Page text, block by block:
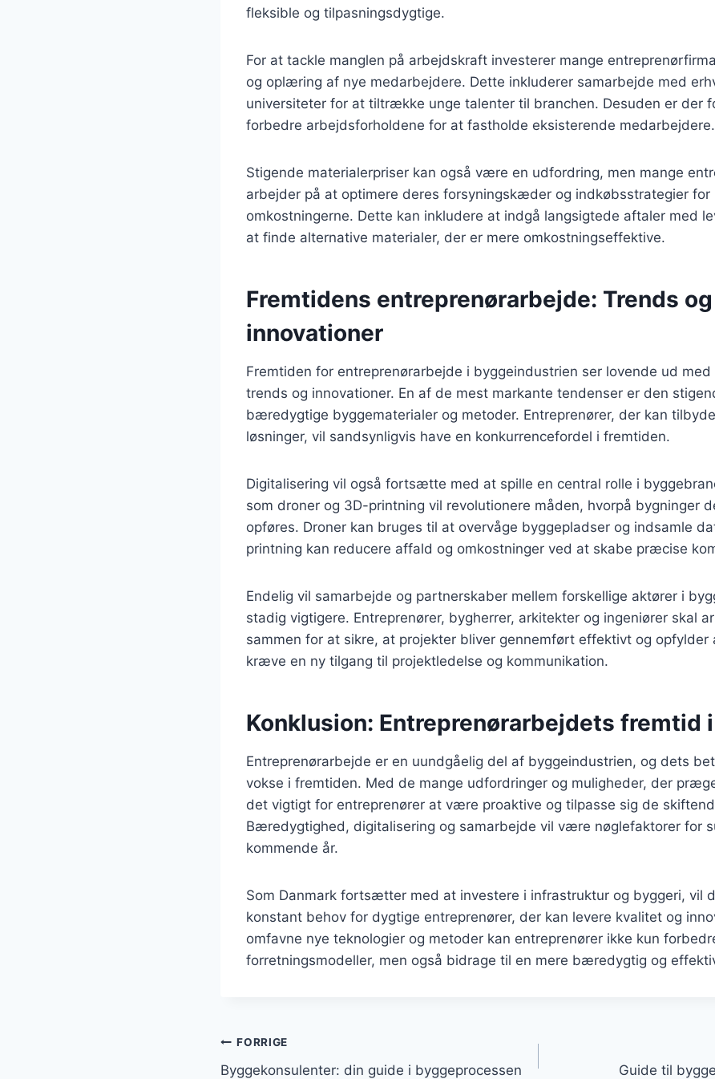
fleksible og tilpasningsdygtige.
For at tackle manglen på arbejdskraft investerer mange
og oplæring af nye medarbejdere. Dette inkluderer samarbejde med
universiteter for at tiltrække unge talenter til branchen. Desuden er der
forbedre arbejdsforholdene for at fastholde eksisterende medarbejdere.
Stigende materialerpriser kan også være en udfordring, men mange
arbejder på at optimere deres forsyningskæder og indkøbsstrategier for
omkostningerne. Dette kan inkludere at indgå langsigtede aftaler med
at finde alternative materialer, der er mere omkostningseffektive.
Fremtidens entreprenørarbejde: Trends og
innovationer
Fremtiden for entreprenørarbejde i byggeindustrien ser lovende ud
trends og innovationer. En af de mest markante tendenser er den
bæredygtige byggematerialer og metoder. Entreprenører, der kan
løsninger, vil sandsynligvis have en konkurrencefordel i fremtiden.
Digitalisering vil også fortsætte med at spille en central rolle i
som droner og 3D-printning vil revolutionere måden, hvorpå bygninger
opføres. Droner kan bruges til at overvåge byggepladser og indsamle
printning kan reducere affald og omkostninger ved at skabe præcise
Endelig vil samarbejde og partnerskaber mellem forskellige aktører i
stadig vigtigere. Entreprenører, bygherrer, arkitekter og ingeniører skal
sammen for at sikre, at projekter bliver gennemført effektivt og opfylder
kræve en ny tilgang til projektledelse og kommunikation.
Konklusion: Entreprenørarbejdets fremtid
Entreprenørarbejde er en uundgåelig del af byggeindustrien, og dets
vokse i fremtiden. Med de mange udfordringer og muligheder, der
det vigtigt for entreprenører at være proaktive og tilpasse sig de
Bæredygtighed, digitalisering og samarbejde vil være nøglefaktorer for
kommende år.
Som Danmark fortsætter med at investere i infrastruktur og byggeri, vil
konstant behov for dygtige entreprenører, der kan levere kvalitet og
omfavne nye teknologier og metoder kan entreprenører ikke kun
forretningsmodeller, men også bidrage til en mere bæredygtig og
Indlægsnavigation
FORRIGE
Byggekonsulenter: din guide i byggeprocessen Guide til